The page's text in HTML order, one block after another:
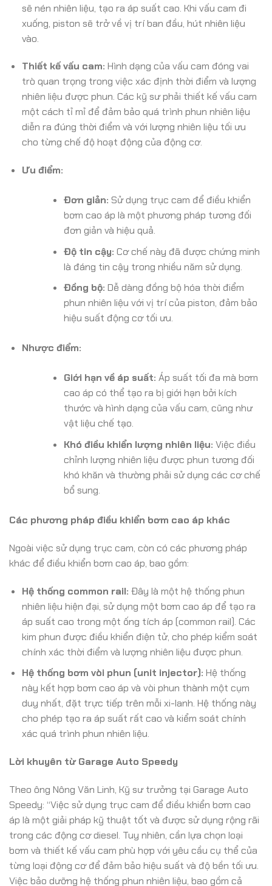
sẽ nén nhiên liệu, tạo ra áp suất cao. Khi vấu cam đi
xuống, piston sẽ trở về vị trí ban đầu, hút nhiên liệu
vào.
Thiết kế vấu cam: Hình dạng của vấu cam đóng vai
trò quan trọng trong việc xác định thời điểm và lượng
nhiên liệu được phun. Các kỹ sư phải thiết kế vấu cam
một cách tỉ mỉ để đảm bảo quá trình phun nhiên liệu
diễn ra đúng thời điểm và với lượng nhiên liệu tối ưu
cho từng chế độ hoạt động của động cơ.
Ưu điểm:
Đơn giản: Sử dụng trục cam để điều khiển
bơm cao áp là một phương pháp tương đối
đơn giản và hiệu quả.
Độ tin cậy: Cơ chế này đã được chứng minh
là đáng tin cậy trong nhiều năm sử dụng.
Đồng bộ: Dễ dàng đồng bộ hóa thời điểm
phun nhiên liệu với vị trí của piston, đảm bảo
hiệu suất động cơ tối ưu.
Nhược điểm:
Giới hạn về áp suất: Áp suất tối đa mà bơm
cao áp có thể tạo ra bị giới hạn bởi kích
thước và hình dạng của vấu cam, cũng như
vật liệu chế tạo.
Khó điều khiển lượng nhiên liệu: Việc điều
chỉnh lượng nhiên liệu được phun tương đối
khó khăn và thường phải sử dụng các cơ chế
bổ sung.
Các phương pháp điều khiển bơm cao áp khác
Ngoài việc sử dụng trục cam, còn có các phương pháp
khác để điều khiển bơm cao áp, bao gồm:
Hệ thống common rail: Đây là một hệ thống phun
nhiên liệu hiện đại, sử dụng một bơm cao áp để tạo ra
áp suất cao trong một ống tích áp (common rail). Các
kim phun được điều khiển điện tử, cho phép kiểm soát
chính xác thời điểm và lượng nhiên liệu được phun.
Hệ thống bơm vòi phun (unit injector): Hệ thống
này kết hợp bơm cao áp và vòi phun thành một cụm
duy nhất, đặt trực tiếp trên mỗi xi-lanh. Hệ thống này
cho phép tạo ra áp suất rất cao và kiểm soát chính
xác quá trình phun nhiên liệu.
Lời khuyên từ Garage Auto Speedy
Theo ông Nông Văn Linh, Kỹ sư trưởng tại Garage Auto
Speedy: “Việc sử dụng trục cam để điều khiển bơm cao
áp là một giải pháp kỹ thuật tốt và được sử dụng rộng rãi
trong các động cơ diesel. Tuy nhiên, cần lựa chọn loại
bơm và thiết kế vấu cam phù hợp với yêu cầu cụ thể của
từng loại động cơ để đảm bảo hiệu suất và độ bền tối ưu.
Việc bảo dưỡng hệ thống phun nhiên liệu, bao gồm cả